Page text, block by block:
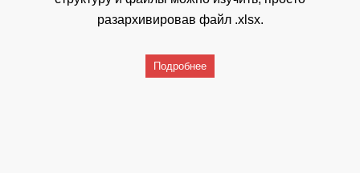
разархивировав файл .xlsx.
Подробнее